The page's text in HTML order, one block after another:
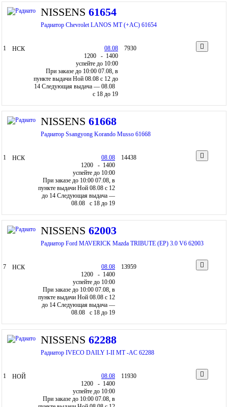
NISSENS 61654
Радиатор Chevrolet LANOS MT (+AC) 61654
1 НСК
08.08
1200 - 1400
успейте до 10:00
При заказе до 10:00 07.08, в
пункте выдачи Ной 08.08 c 12 до
14 Следующая выдача — 08.08
c 18 до 19
7930
NISSENS 61668
Радиатор Ssangyong Korando Musso 61668
1 НСК
08.08
1200 - 1400
успейте до 10:00
При заказе до 10:00 07.08, в
пункте выдачи Ной 08.08 c 12
до 14 Следующая выдача —
08.08 c 18 до 19
14438
NISSENS 62003
Радиатор Ford MAVERICK Mazda TRIBUTE (EP) 3.0 V6 62003
7 НСК
08.08
1200 - 1400
успейте до 10:00
При заказе до 10:00 07.08, в
пункте выдачи Ной 08.08 c 12
до 14 Следующая выдача —
08.08 c 18 до 19
13959
NISSENS 62288
Радиатор IVECO DAILY I-II MT -AC 62288
1 НОЙ
08.08
1200 - 1400
успейте до 10:00
При заказе до 10:00 07.08, в
11930